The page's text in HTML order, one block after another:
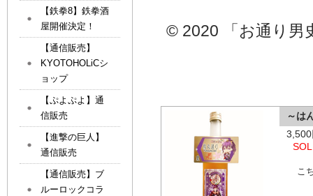
© 2020 「お通り男
～は
こ
【鉄拳8】鉄拳酒
屋開催決定！
【通信販売】
KYOTOHOLiCシ
ョップ
【ぷよぷよ】通
信販売
【進撃の巨人】
通信販売
【通信販売】ブ
ルーロックコラ